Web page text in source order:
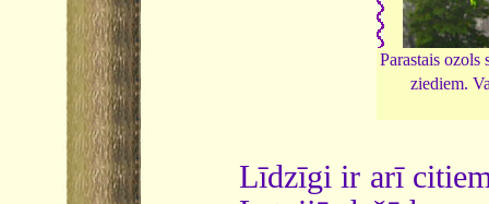
Parastais ozols
ziediem.
Līdzīgi ir arī